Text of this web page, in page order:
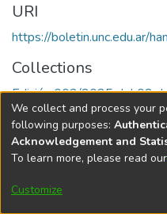
URI
https://boletin.unc.edu.ar/
Collections
Edición 002/2025 del 02
Universidad
We collect and process your
following purposes:
Acknowledgement and
To learn more, please read our
Customize